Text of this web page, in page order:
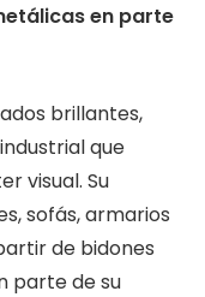
en parte
brillantes,
que
visual. Su
sofás, armarios
de bidones
parte de su